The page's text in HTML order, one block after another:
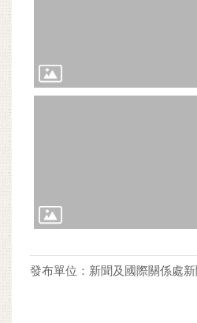
發布單位：新聞及國際關係處